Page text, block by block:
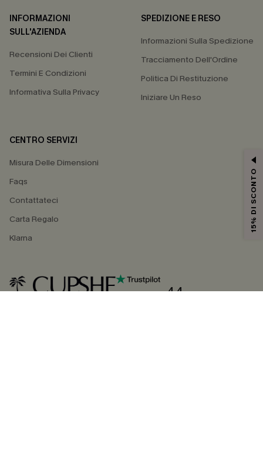
INFORMAZIONI
SULL'AZIENDA
Recensioni Dei Clienti
Termini E Condizioni
Informativa Sulla Privacy
SPEDIZIONE E RESO
Informazioni Sulla Spedizione
Tracciamento Dell'Ordine
Politica Di Restituzione
Iniziare Un Reso
CENTRO SERVIZI
Misura Delle Dimensioni
Faqs
Contattateci
Carta Regalo
Klarna
4.4
15% DI SCONTO